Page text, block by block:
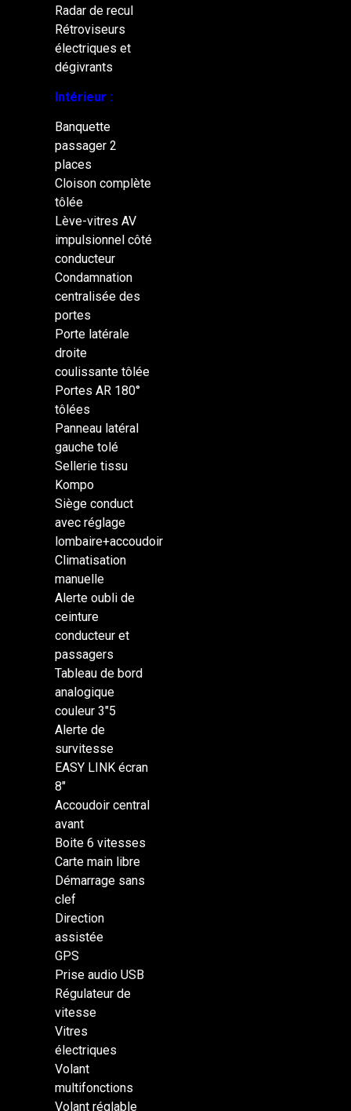
Radar de recul
Rétroviseurs
électriques et
dégivrants
Intérieur :
Banquette
passager 2
places
Cloison complète
tôlée
Lève-vitres AV
impulsionnel côté
conducteur
Condamnation
centralisée des
portes
Porte latérale
droite
coulissante tôlée
Portes AR 180°
tôlées
Panneau latéral
gauche tolé
Sellerie tissu
Kompo
Siège conduct
avec réglage
lombaire+accoudoir
Climatisation
manuelle
Alerte oubli de
ceinture
conducteur et
passagers
Tableau de bord
analogique
couleur 3″5
Alerte de
survitesse
EASY LINK écran
8″
Accoudoir central
avant
Boite 6 vitesses
Carte main libre
Démarrage sans
clef
Direction
assistée
GPS
Prise audio USB
Régulateur de
vitesse
Vitres
électriques
Volant
multifonctions
Volant réglable